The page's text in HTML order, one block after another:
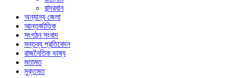
বান্দরবান
অন্যান্য জেলা
আন্তর্জাতিক
সংগঠন সংবাদ
মন্তব্য প্রতিবেদন
রাজনৈতিক ভাষ্য
মতামত
মুক্তমত